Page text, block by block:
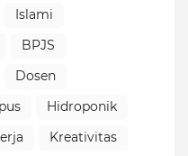
Islami
BPJS
Dosen
Hidroponik
Kreativitas